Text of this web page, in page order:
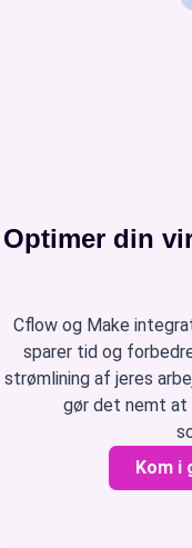
Optimer din
Cflow og Make
sparer tid og
strømlining af jeres
gør det nemt at
Kom i